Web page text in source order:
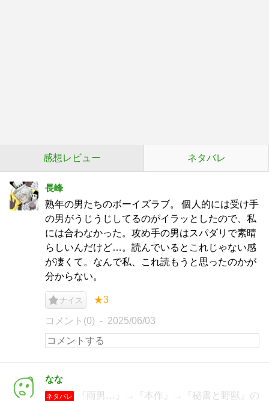
感想レビュー ネタバレ
長峰
熟年の男たちのボーイズラブ。 個人的には受け手
の男がうじうじしてるのがイラッとしたので、私
には合わなかった。攻め手の男はスパダリで素晴
らしいんだけど…。読んでいるとこれじゃない感
が凄くて。なんで私、これ読もうと思ったのかが
分からない。
ナイス ★3
コメント(0) 2025/06/03
なな
ネタバレ
『雨男…』→『本作』→『秘書と野獣』の